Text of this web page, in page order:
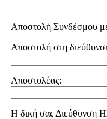
Αποστολή Συνδέσμου
Αποστολή στη
Αποστολέας:
Η δική σας Διεύθυνση